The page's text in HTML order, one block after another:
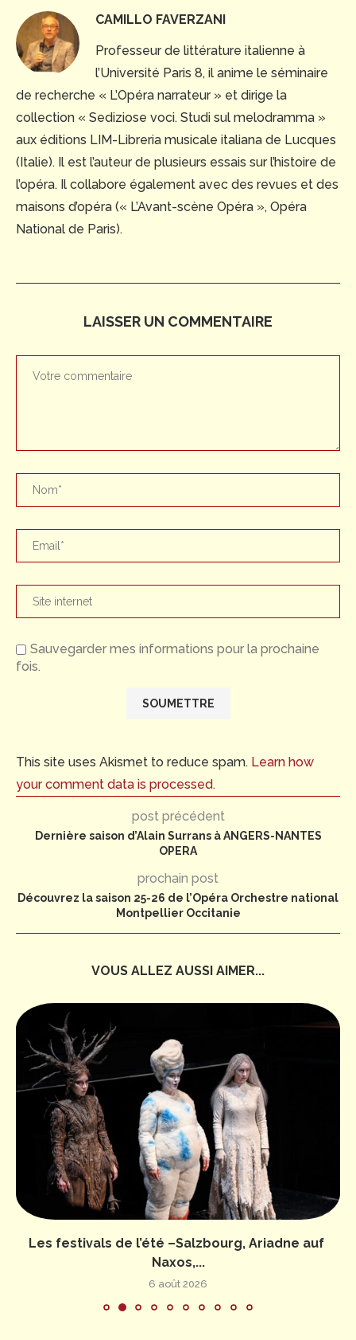
CAMILLO FAVERZANI
Professeur de littérature italienne à
l’Université Paris 8, il anime le séminaire
de recherche « L’Opéra narrateur » et dirige la
collection « Sediziose voci. Studi sul melodramma »
aux éditions LIM-Libreria musicale italiana de Lucques
(Italie). Il est l’auteur de plusieurs essais sur l’histoire de
l’opéra. Il collabore également avec des revues et des
maisons d’opéra (« L’Avant-scène Opéra », Opéra
National de Paris).
LAISSER UN COMMENTAIRE
Sauvegarder mes informations pour la prochaine
fois.
This site uses Akismet to reduce spam. Learn how
your comment data is processed.
post précédent
Dernière saison d’Alain Surrans à ANGERS-NANTES
OPERA
prochain post
Découvrez la saison 25-26 de l’Opéra Orchestre national
Montpellier Occitanie
VOUS ALLEZ AUSSI AIMER...
Les festivals de l’été –Salzbourg, Ariadne auf
Naxos,...
6 août 2026